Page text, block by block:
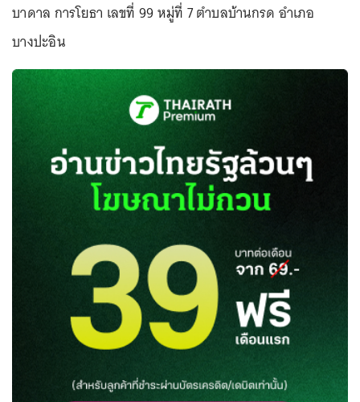
บาดาล การโยธา เลขที่ 99 หมู่ที่ 7 ตำบลบ้านกรด อำเภอ
บางปะอิน